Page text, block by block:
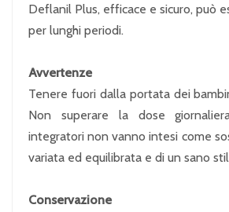
Deflanil Plus, efficace e sicuro, può
per lunghi periodi.
Avvertenze
Tenere fuori dalla portata dei
Non superare la dose
integratori non vanno intesi come
variata ed equilibrata e di un sano
Conservazione